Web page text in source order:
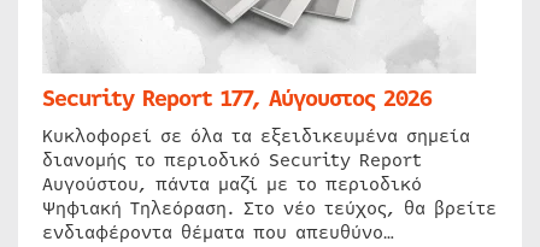
Security Report 177, Αύγουστος 2026
Κυκλοφορεί σε όλα τα εξειδικευμένα σημεία
διανομής το περιοδικό Security Report
Αυγούστου, πάντα μαζί με το περιοδικό
Ψηφιακή Τηλεόραση. Στο νέο τεύχος, θα βρείτε
ενδιαφέροντα θέματα που απευθύνο…